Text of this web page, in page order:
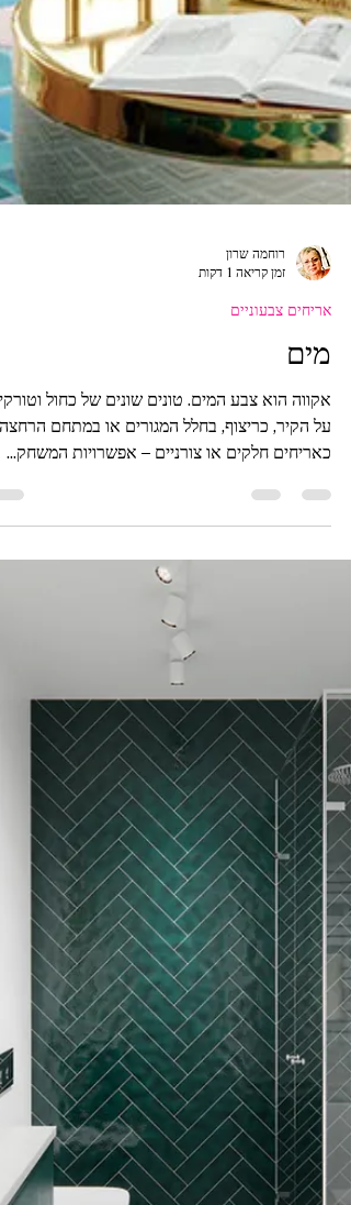
רוחמה שרון
זמן קריאה 1 דקות
אריחים צבעוניים
מים
אקווה הוא צבע המים. טונים שונים של כחול
על הקיר, כריצוף, בחלל המגורים או במתחם
כאריחים חלקים או צורניים – אפשרויות המשחק...